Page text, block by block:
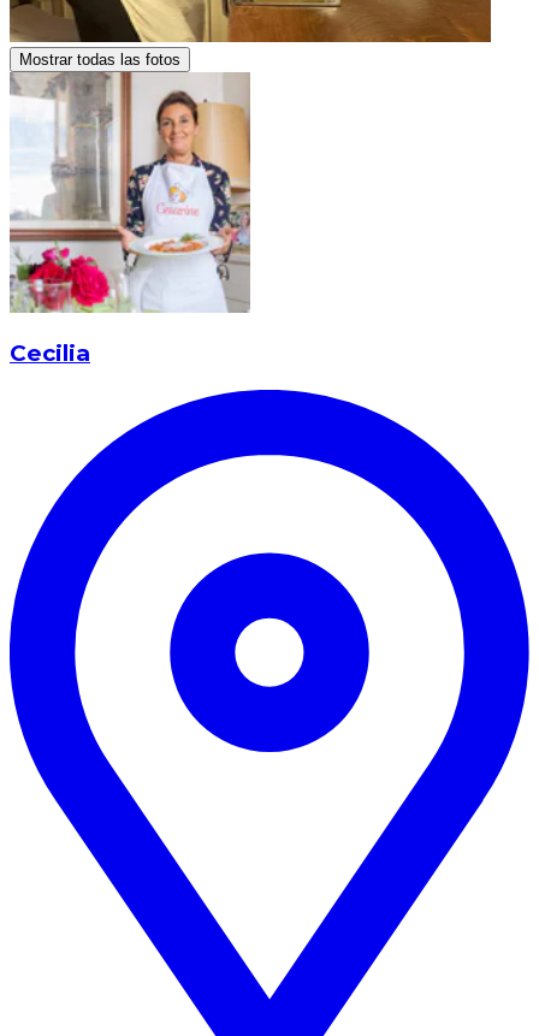
Mostrar todas las fotos
Cecilia